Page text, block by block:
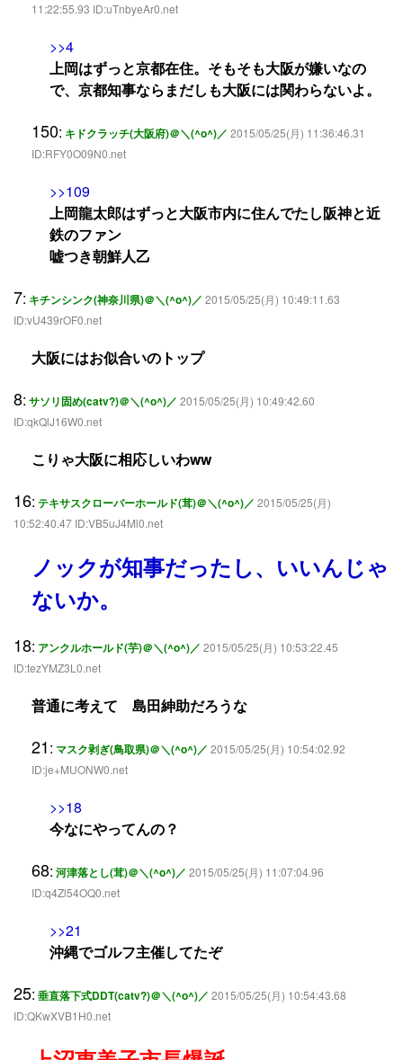
11:22:55.93 ID:uTnbyeAr0.net
>>4
上岡はずっと京都在住。そもそも大阪が嫌いなの
で、京都知事ならまだしも大阪には関わらないよ。
150: キドクラッチ(大阪府)＠＼(^o^)／ 2015/05/25(月) 11:36:46.31
ID:RFY0O09N0.net
>>109
上岡龍太郎はずっと大阪市内に住んでたし阪神と近
鉄のファン
嘘つき朝鮮人乙
7: キチンシンク(神奈川県)＠＼(^o^)／ 2015/05/25(月) 10:49:11.63
ID:vU439rOF0.net
大阪にはお似合いのトップ
8: サソリ固め(catv?)＠＼(^o^)／ 2015/05/25(月) 10:49:42.60
ID:qkQlJ16W0.net
こりゃ大阪に相応しいわww
16: テキサスクローバーホールド(茸)＠＼(^o^)／ 2015/05/25(月)
10:52:40.47 ID:VB5uJ4Ml0.net
ノックが知事だったし、いいんじゃ
ないか。
18: アンクルホールド(芋)＠＼(^o^)／ 2015/05/25(月) 10:53:22.45
ID:tezYMZ3L0.net
普通に考えて 島田紳助だろうな
21: マスク剥ぎ(鳥取県)＠＼(^o^)／ 2015/05/25(月) 10:54:02.92
ID:je+MUONW0.net
>>18
今なにやってんの？
68: 河津落とし(茸)＠＼(^o^)／ 2015/05/25(月) 11:07:04.96
ID:q4Zl54OQ0.net
>>21
沖縄でゴルフ主催してたぞ
25: 垂直落下式DDT(catv?)＠＼(^o^)／ 2015/05/25(月) 10:54:43.68
ID:QKwXVB1H0.net